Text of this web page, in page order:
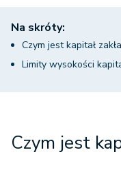
Na skróty:
Czym jest kapitał
Limity wysokości
Czym jest